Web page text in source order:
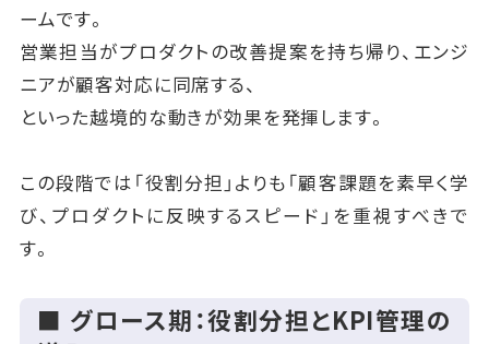
ームです。
営業担当がプロダクトの改善提案を持ち帰り、エンジ
ニアが顧客対応に同席する、
といった越境的な動きが効果を発揮します。
この段階では「役割分担」よりも「顧客課題を素早く学
び、プロダクトに反映するスピード」を重視すべきで
す。
■ グロース期：役割分担とKPI管理の